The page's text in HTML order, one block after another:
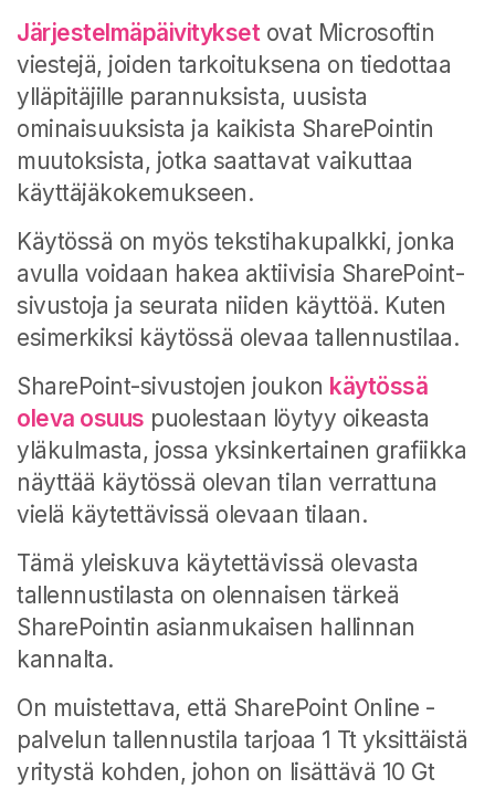
Järjestelmäpäivityksetovat Microsoftin
viestejä, joiden tarkoituksena on tiedottaa
ylläpitäjille parannuksista, uusista
ominaisuuksista ja kaikista SharePointin
muutoksista, jotka saattavat vaikuttaa
käyttäjäkokemukseen.
Käytössä on myös tekstihakupalkki, jonka
avulla voidaan hakea aktiivisia SharePoint-
sivustoja ja seurata niiden käyttöä. Kuten
esimerkiksi käytössä olevaa tallennustilaa.
SharePoint-sivustojen joukon käytössä
oleva osuus puolestaan löytyy oikeasta
yläkulmasta, jossa yksinkertainen grafiikka
näyttää käytössä olevan tilan verrattuna
vielä käytettävissä olevaan tilaan.
Tämä yleiskuva käytettävissä olevasta
tallennustilasta on olennaisen tärkeä
SharePointin asianmukaisen hallinnan
kannalta.
On muistettava, että SharePoint Online -
palvelun tallennustila tarjoaa 1 Tt yksittäistä
yritystä kohden, johon on lisättävä 10 Gt